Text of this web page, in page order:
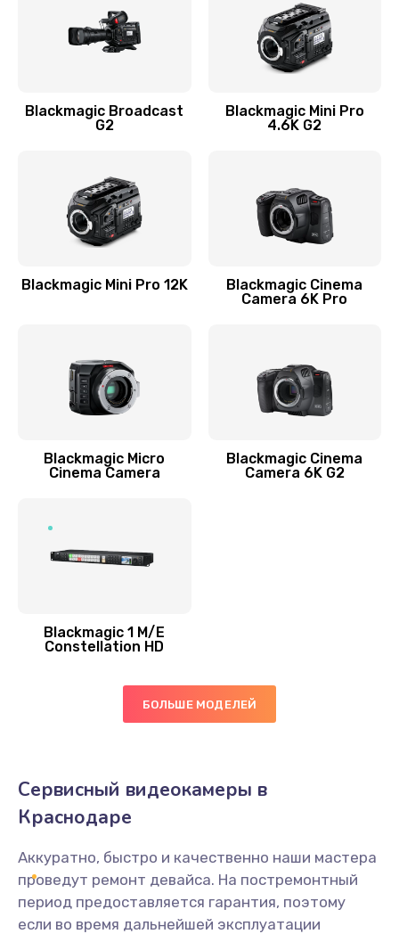
Blackmagic Broadcast
G2
Blackmagic Mini Pro
4.6K G2
Blackmagic Mini Pro 12K
Blackmagic Cinema
Camera 6K Pro
Blackmagic Micro
Cinema Camera
Blackmagic Cinema
Camera 6K G2
Blackmagic 1 M/E
Constellation HD
БОЛЬШЕ МОДЕЛЕЙ
Сервисный видеокамеры в
Краснодаре
Аккуратно, быстро и качественно наши мастера
проведут ремонт девайса. На постремонтный
период предоставляется гарантия, поэтому
если во время дальнейшей эксплуатации